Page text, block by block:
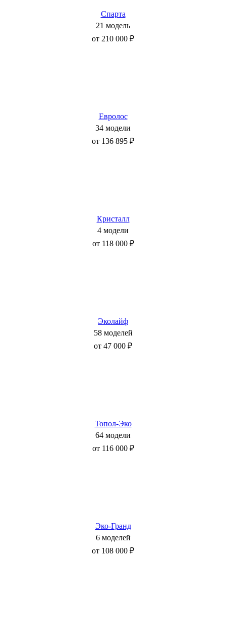
Спарта
21 модель
от 210 000 ₽
Евролос
34 модели
от 136 895 ₽
Кристалл
4 модели
от 118 000 ₽
Эколайф
58 моделей
от 47 000 ₽
Топол-Эко
64 модели
от 116 000 ₽
Эко-Гранд
6 моделей
от 108 000 ₽